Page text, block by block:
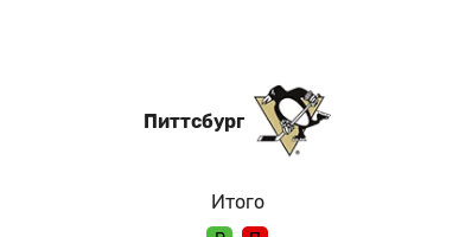
Питтсбург
Итого